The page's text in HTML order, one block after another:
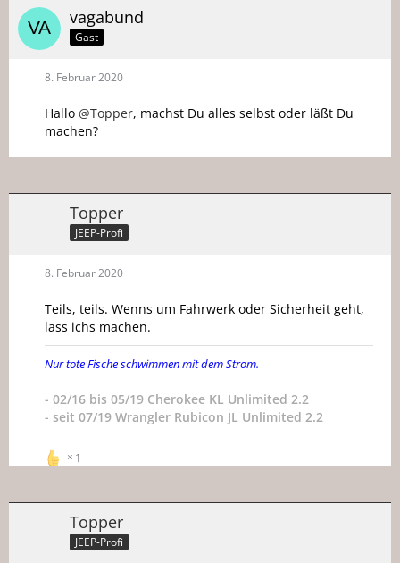
vagabund
Gast
8. Februar 2020
Hallo @Topper, machst Du alles selbst oder läßt Du
machen?
Topper
JEEP-Profi
8. Februar 2020
Teils, teils. Wenns um Fahrwerk oder Sicherheit geht,
lass ichs machen.
Nur tote Fische schwimmen mit dem Strom.
- 02/16 bis 05/19 Cherokee KL Unlimited 2.2
- seit 07/19 Wrangler Rubicon JL Unlimited 2.2
1
Topper
JEEP-Profi